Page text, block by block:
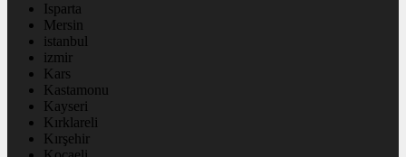
Isparta
Mersin
istanbul
izmir
Kars
Kastamonu
Kayseri
Kırklareli
Kırşehir